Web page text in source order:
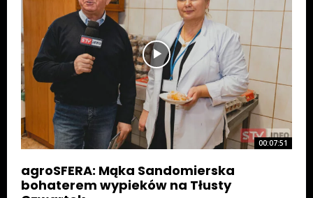
00:07:51
agroSFERA: Mąka Sandomierska
bohaterem wypieków na Tłusty